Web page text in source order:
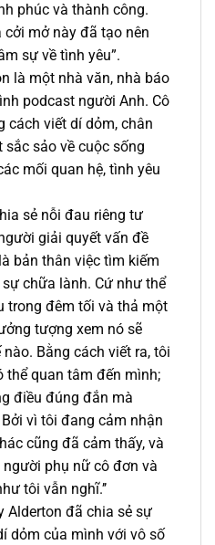
phúc và thành công.
mở này đã tạo nên
sự về tình yêu”.
là một nhà văn, nhà báo
podcast người Anh. Cô
cách viết dí dỏm, chân
sảo về cuộc sống
mối quan hệ, tình yêu
sẻ nỗi đau riêng tư
giải quyết vấn đề
bản thân việc tìm kiếm
chữa lành. Cứ như thể
trong đêm tối và thả một
tượng xem nó sẽ
Bằng cách viết ra, tôi
thể quan tâm đến mình;
điều đúng đắn mà
vì tôi đang cảm nhận
cũng đã cảm thấy, và
phụ nữ cô đơn và
tôi vẫn nghĩ.’’
Alderton đã chia sẻ sự
dỏm của mình với vô số